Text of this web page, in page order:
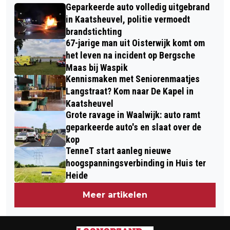
EFTELING VOOR REANIMATIE, AUTO'S
BOTSEN BIJ VERTREK AMBULANCE
Geparkeerde auto volledig uitgebrand
in Kaatsheuvel, politie vermoedt
brandstichting
67-jarige man uit Oisterwijk komt om
het leven na incident op Bergsche
Maas bij Waspik
Kennismaken met Seniorenmaatjes
Langstraat? Kom naar De Kapel in
Kaatsheuvel
Grote ravage in Waalwijk: auto ramt
geparkeerde auto's en slaat over de
kop
TenneT start aanleg nieuwe
hoogspanningsverbinding in Huis ter
Heide
Meer artikelen